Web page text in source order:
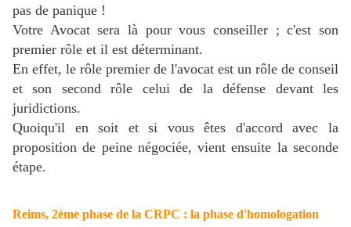
pas de panique !
Votre Avocat sera là pour vous conseiller ; c'est son
premier rôle et il est déterminant.
En effet, le rôle premier de l'avocat est un rôle de conseil
et son second rôle celui de la défense devant les
juridictions.
Quoiqu'il en soit et si vous êtes d'accord avec la
proposition de peine négociée, vient ensuite la seconde
étape.
Reims, 2ème phase de la CRPC : la phase d'homologation